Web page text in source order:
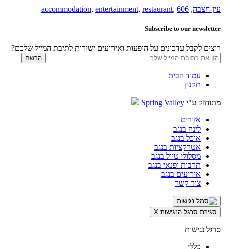
עין-חצבה,
accommodation, entertainment, restaurant, 606
Subscribe to our newsletter
רוצים לקבל עדכונים על הופעות ואירועים ישירות לתיבת המייל שלכם?
עמוד הבית
תקנון
מתוחזק ע"י Spring Valley
אזורים
לינה בנגב
אוכל בנגב
אטרקציות בנגב
מסלולי טיול בנגב
תרבות ופנאי בנגב
אירועים בנגב
צור קשר
סגירת סרגל הנגישות X
סרגל נגישות
כללי